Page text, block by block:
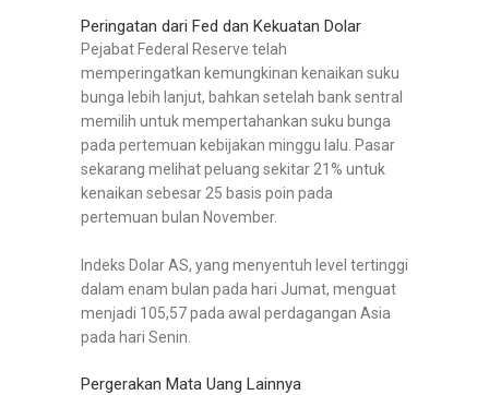
Peringatan dari Fed dan Kekuatan Dolar
Pejabat Federal Reserve telah
memperingatkan kemungkinan kenaikan suku
bunga lebih lanjut, bahkan setelah bank sentral
memilih untuk mempertahankan suku bunga
pada pertemuan kebijakan minggu lalu. Pasar
sekarang melihat peluang sekitar 21% untuk
kenaikan sebesar 25 basis poin pada
pertemuan bulan November.
Indeks Dolar AS, yang menyentuh level tertinggi
dalam enam bulan pada hari Jumat, menguat
menjadi 105,57 pada awal perdagangan Asia
pada hari Senin.
Pergerakan Mata Uang Lainnya